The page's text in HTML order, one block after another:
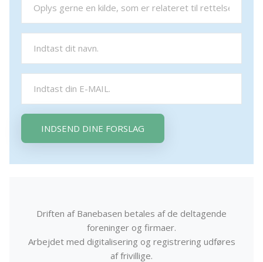
INDSEND DINE FORSLAG
Driften af Banebasen betales af de deltagende
foreninger og firmaer.
Arbejdet med digitalisering og registrering udføres
af frivillige.